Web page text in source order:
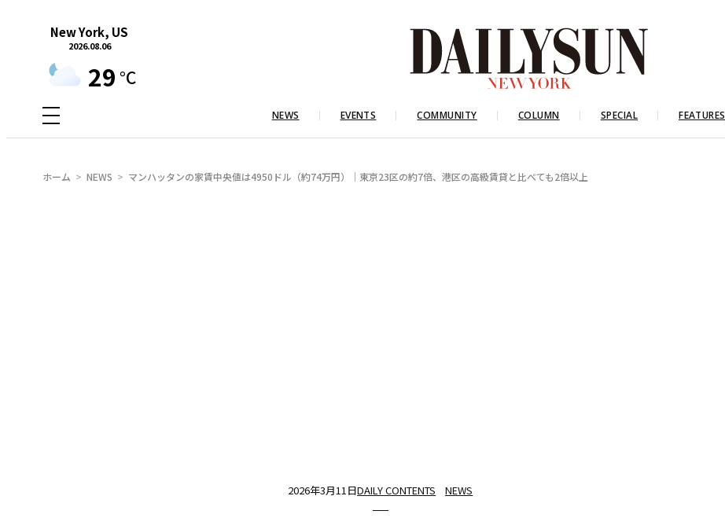
New York, US
2026.08.06
29 °C
NEWS EVENTS COMMUNITY COLUMN SPECIAL FEATURES
ホーム NEWS マンハッタンの家賃中央値は4950ドル（約74万円）｜東京23区の約7倍、港区の高級賃貸と比べても2倍以上
2026年3月11日DAILY CONTENTS NEWS